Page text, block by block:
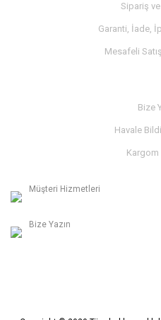
Sipariş
Garanti, İade,
Mesafeli
Bize
Havale
Kargom
Müşteri Hizmetleri
Bize Yazın